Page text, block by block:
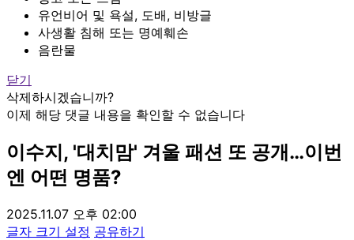
유언비어 및 욕설, 도배, 비방글
사생활 침해 또는 명예훼손
음란물
닫기
삭제하시겠습니까?
이제 해당 댓글 내용을 확인할 수 없습니다
이수지, '대치맘' 겨울 패션 또 공개…이번
엔 어떤 명품?
2025.11.07 오후 02:00
글자 크기 설정 공유하기